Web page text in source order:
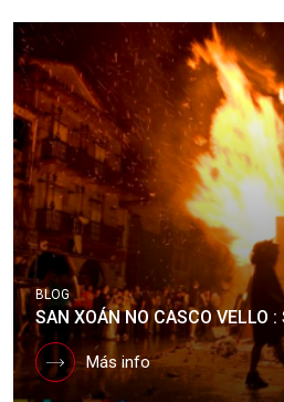
BLOG
SAN XOÁN NO CASCO VELLO
Más info